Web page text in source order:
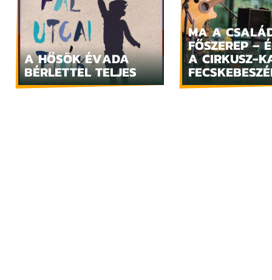
A HŐSÖK ÉVADA
BÉRLETTEL TELJES
MA A
FŐSZEREP –
A CIRKUSZ-